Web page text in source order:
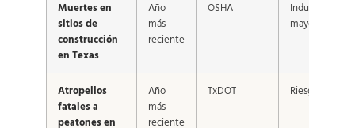
Muertes en
sitios de
construcción
en Texas
Año
más
reciente
OSHA
Industria de
mayor riesgo
Atropellos
fatales a
peatones en
Año
más
reciente
TxDOT Riesgo urbano